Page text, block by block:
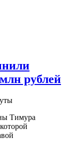
рублей
Тимура